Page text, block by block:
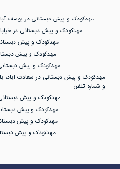
مهدکودک و پیش دبستانی در یوسف
مهدکودک و پیش دبستانی در
مهدکودک و پیش
مهدکودک و پیش
مهدکودک و پیش
مهدکودک و پیش دبستانی در سعادت آباد،
و شماره تلفن
مهدکودک و پیش
مهدکودک و پیش
مهدکودک و پیش
مهدکودک و پیش